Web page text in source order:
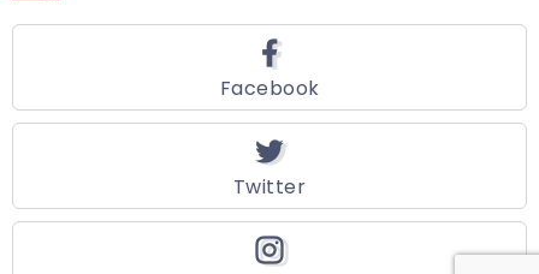
Facebook
Twitter